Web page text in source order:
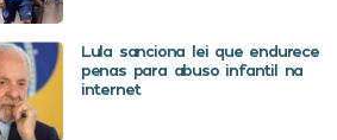
Lula sanciona lei que endurece
penas para abuso infantil na
internet